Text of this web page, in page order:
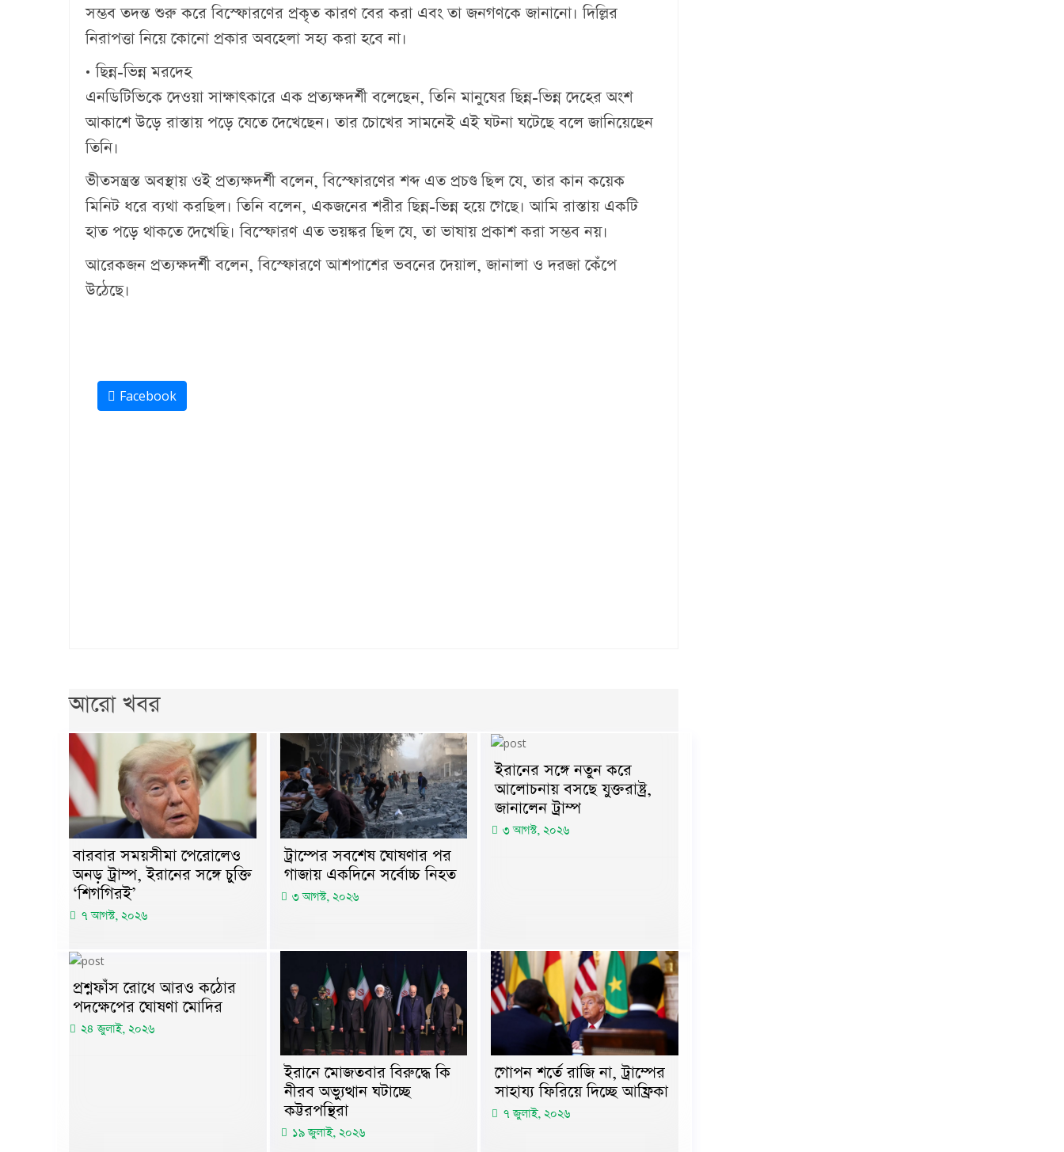
সম্ভব তদন্ত শুরু করে বিস্ফোরণের প্রকৃত কারণ বের করা এবং তা জনগণকে জানানো। দিল্লির
নিরাপত্তা নিয়ে কোনো প্রকার অবহেলা সহ্য করা হবে না।
• ছিন্ন-ভিন্ন মরদেহ
এনডিটিভিকে দেওয়া সাক্ষাৎকারে এক প্রত্যক্ষদর্শী বলেছেন, তিনি মানুষের ছিন্ন-ভিন্ন দেহের অংশ
আকাশে উড়ে রাস্তায় পড়ে যেতে দেখেছেন। তার চোখের সামনেই এই ঘটনা ঘটেছে বলে জানিয়েছেন
তিনি।
ভীতসন্ত্রস্ত অবস্থায় ওই প্রত্যক্ষদর্শী বলেন, বিস্ফোরণের শব্দ এত প্রচণ্ড ছিল যে, তার কান কয়েক
মিনিট ধরে ব্যথা করছিল। তিনি বলেন, একজনের শরীর ছিন্ন-ভিন্ন হয়ে গেছে। আমি রাস্তায় একটি
হাত পড়ে থাকতে দেখেছি। বিস্ফোরণ এত ভয়ঙ্কর ছিল যে, তা ভাষায় প্রকাশ করা সম্ভব নয়।
আরেকজন প্রত্যক্ষদর্শী বলেন, বিস্ফোরণে আশপাশের ভবনের দেয়াল, জানালা ও দরজা কেঁপে
উঠেছে।
Facebook
আরো খবর
বারবার সময়সীমা পেরোলেও
অনড় ট্রাম্প, ইরানের সঙ্গে চুক্তি
‘শিগগিরই’
৭ আগস্ট, ২০২৬
ট্রাম্পের সবশেষ ঘোষণার পর
গাজায় একদিনে সর্বোচ্চ নিহত
৩ আগস্ট, ২০২৬
ইরানের সঙ্গে নতুন করে
আলোচনায় বসছে যুক্তরাষ্ট্র,
জানালেন ট্রাম্প
৩ আগস্ট, ২০২৬
প্রশ্নফাঁস রোধে আরও কঠোর
পদক্ষেপের ঘোষণা মোদির
২৪ জুলাই, ২০২৬
ইরানে মোজতবার বিরুদ্ধে কি
নীরব অভ্যুত্থান ঘটাচ্ছে
কট্টরপন্থিরা
১৯ জুলাই, ২০২৬
গোপন শর্তে রাজি না, ট্রাম্পের
সাহায্য ফিরিয়ে দিচ্ছে আফ্রিকা
৭ জুলাই, ২০২৬